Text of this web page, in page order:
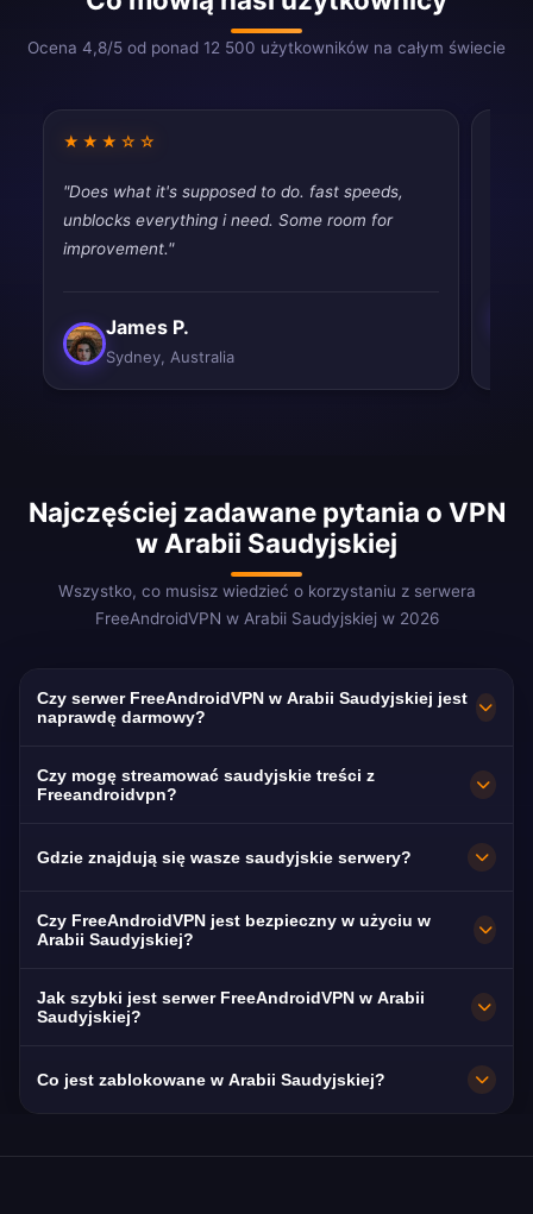
Ocena 4,8/5 od ponad 12 500 użytkowników na całym świecie
★★★☆☆
"Does what it's supposed to do. fast speeds,
unblocks everything i need. Some room for
improvement."
James P.
Sydney, Australia
Najczęściej zadawane pytania o VPN
w Arabii Saudyjskiej
Wszystko, co musisz wiedzieć o korzystaniu z serwera
FreeAndroidVPN w Arabii Saudyjskiej w 2026
Czy serwer FreeAndroidVPN w Arabii Saudyjskiej jest
naprawdę darmowy?
Tak! Serwer FreeAndroidVPN w Arabii
Saudyjskiej jest w 100% darmowy. Niezbędny
Czy mogę streamować saudyjskie treści z
Freeandroidvpn?
kątem MBC i Shahid z płynnym streamingiem
Gdzie znajdują się wasze saudyjskie serwery?
FreeAndroidVPN utrzymuje wiele szybkich
serwerów w Arabii Saudyjskiej: Rijad, Dżedda i
10 Gbps dla maksymalnej prędkości. Możesz
aplikacji dla optymalnej wydajności w
Czy FreeAndroidVPN jest bezpieczny w użyciu w
Arabii Saudyjskiej?
polityką braku logów. Kluczowe, biorąc pod
Saudyjskiej.
Jak szybki jest serwer FreeAndroidVPN w Arabii
Saudyjskiej?
Saudyjskiej to 90 Mbps dzięki 5G/
jakość.
Co jest zablokowane w Arabii Saudyjskiej?
WhatsApp/FaceTime), treści dla dorosłych,